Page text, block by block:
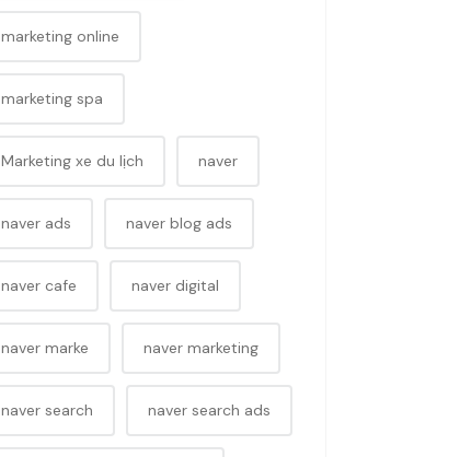
marketing online
marketing spa
Marketing xe du lịch naver
naver ads naver blog ads
naver cafe naver digital
naver marke naver marketing
naver search naver search ads